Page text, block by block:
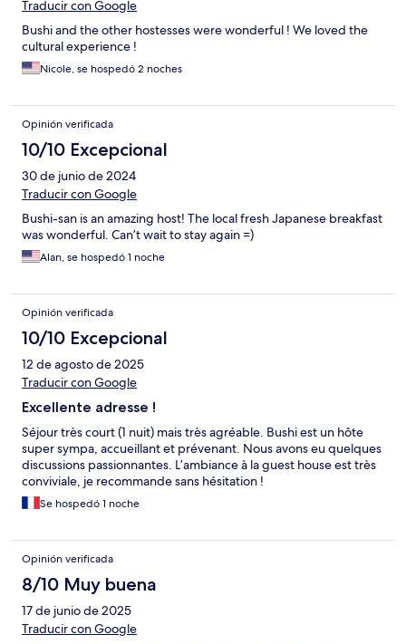
Traducir con Google
Bushi and the other hostesses were wonderful ! We loved the
cultural experience !
Nicole, se hospedó 2 noches
Opinión verificada
10/10 Excepcional
30 de junio de 2024
Traducir con Google
Bushi-san is an amazing host! The local fresh Japanese breakfast
was wonderful. Can’t wait to stay again =)
Alan, se hospedó 1 noche
Opinión verificada
10/10 Excepcional
12 de agosto de 2025
Traducir con Google
Excellente adresse !
Séjour très court (1 nuit) mais très agréable. Bushi est un hôte
super sympa, accueillant et prévenant. Nous avons eu quelques
discussions passionnantes. L’ambiance à la guest house est très
conviviale, je recommande sans hésitation !
Se hospedó 1 noche
Opinión verificada
8/10 Muy buena
17 de junio de 2025
Traducir con Google